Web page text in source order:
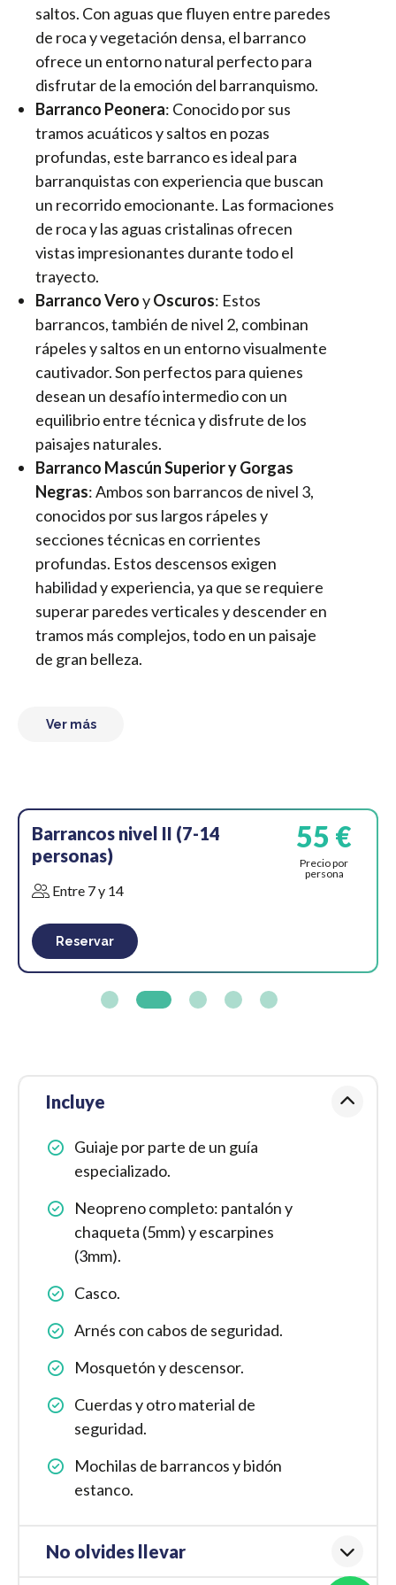
saltos. Con aguas que fluyen entre paredes
de roca y vegetación densa, el barranco
ofrece un entorno natural perfecto para
disfrutar de la emoción del barranquismo.
Barranco Peonera: Conocido por sus
tramos acuáticos y saltos en pozas
profundas, este barranco es ideal para
barranquistas con experiencia que buscan
un recorrido emocionante. Las formaciones
de roca y las aguas cristalinas ofrecen
vistas impresionantes durante todo el
trayecto.
Barranco VeroyOscuros: Estos
barrancos, también de nivel 2, combinan
rápeles y saltos en un entorno visualmente
cautivador. Son perfectos para quienes
desean un desafío intermedio con un
equilibrio entre técnica y disfrute de los
paisajes naturales.
Barranco Mascún Superior y Gorgas
Negras: Ambos son barrancos de nivel 3,
conocidos por sus largos rápeles y
secciones técnicas en corrientes
profundas. Estos descensos exigen
habilidad y experiencia, ya que se requiere
superar paredes verticales y descender en
tramos más complejos, todo en un paisaje
de gran belleza.
Ver más
Barrancos nivel II (7-14
personas)
Entre 7 y 14
55 €
Precio por
persona
Reservar
Incluye
Guiaje por parte de un guía
especializado.
Neopreno completo: pantalón y
chaqueta (5mm) y escarpines
(3mm).
Casco.
Arnés con cabos de seguridad.
Mosquetón y descensor.
Cuerdas y otro material de
seguridad.
Mochilas de barrancos y bidón
estanco.
No olvides llevar